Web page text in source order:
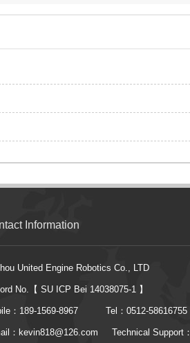
Information
United Engine Robotics Co., LTD
No.【 SU ICP Bei 14038075-1 】
：189-1569-8967 Tel：0512-58616755
：kevin818@126.com Technical Support：